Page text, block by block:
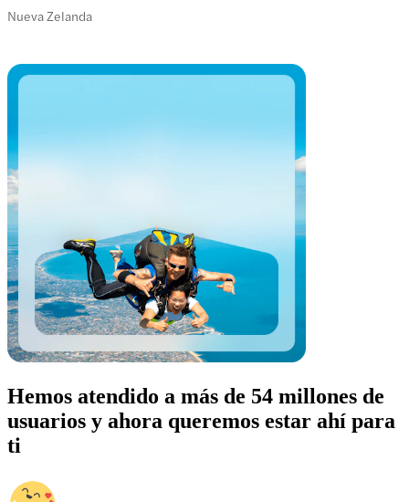
Nueva Zelanda
Hemos atendido a más de 54 millones de
usuarios y ahora queremos estar ahí para
ti